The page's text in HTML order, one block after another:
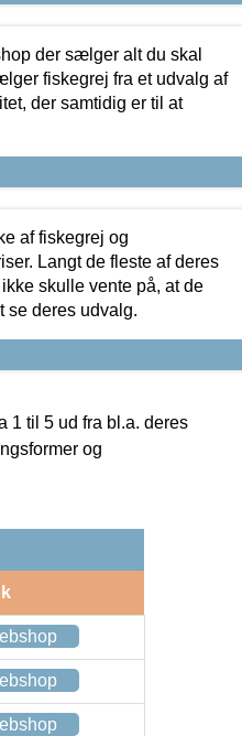
der sælger alt du skal
fiskegrej fra et udvalg af
der samtidig er til at
af fiskegrej og
Langt de fleste af deres
skulle vente på, at de
se deres udvalg.
1 til 5 ud fra bl.a. deres
og